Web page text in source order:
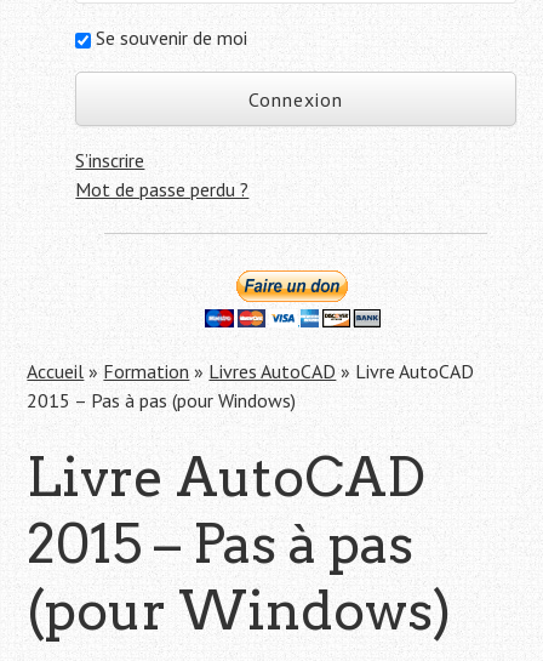
Se souvenir de moi
S’inscrire
Mot de passe perdu ?
Accueil » Formation » Livres AutoCAD» Livre AutoCAD
2015 – Pas à pas (pour Windows)
Livre AutoCAD
2015 – Pas à pas
(pour Windows)